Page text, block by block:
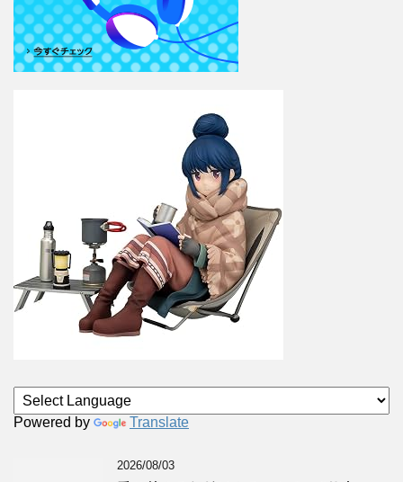
Powered by Translate
2026/08/03